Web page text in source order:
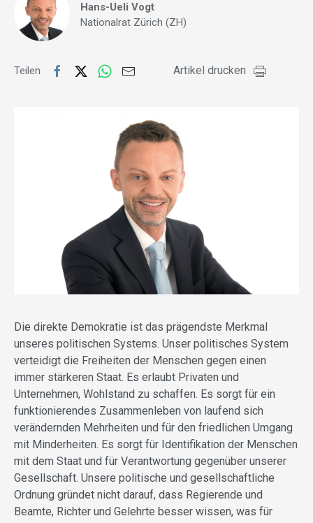
Hans-Ueli Vogt
Nationalrat Zürich (ZH)
Teilen Artikel drucken
Die direkte Demokratie ist das prägendste Merkmal
unseres politischen Systems. Unser politisches System
verteidigt die Freiheiten der Menschen gegen einen
immer stärkeren Staat. Es erlaubt Privaten und
Unternehmen, Wohlstand zu schaffen. Es sorgt für ein
funktionierendes Zusammenleben von laufend sich
verändernden Mehrheiten und für den friedlichen Umgang
mit Minderheiten. Es sorgt für Identifikation der Menschen
mit dem Staat und für Verantwortung gegenüber unserer
Gesellschaft. Unsere politische und gesellschaftliche
Ordnung gründet nicht darauf, dass Regierende und
Beamte, Richter und Gelehrte besser wissen, was für